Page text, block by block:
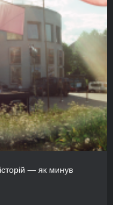
— як минув